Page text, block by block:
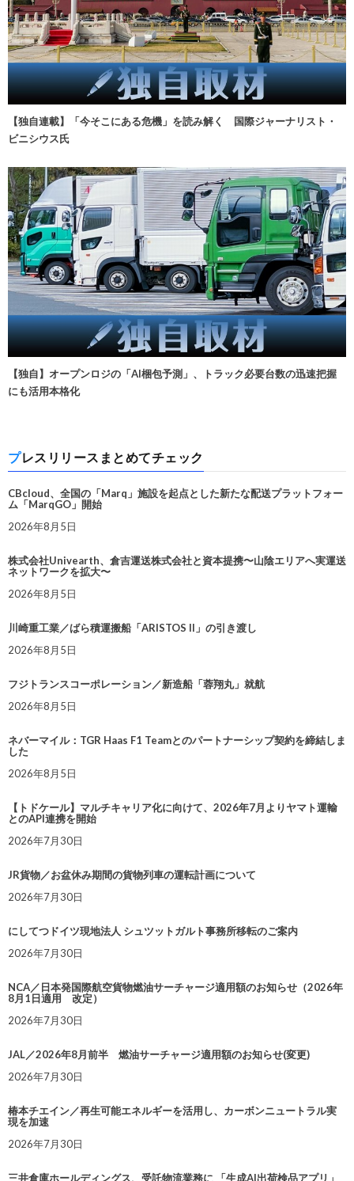
【独自連載】「今そこにある危機」を読み解く 国際ジャーナリスト・
ビニシウス氏
【独自】オープンロジの「AI梱包予測」、トラック必要台数の迅速把握
にも活用本格化
プレスリリースまとめてチェック
CBcloud、全国の「Marq」施設を起点とした新たな配送プラットフォー
ム「MarqGO」開始
2026年8月5日
株式会社Univearth、倉吉運送株式会社と資本提携〜山陰エリアへ実運送
ネットワークを拡大〜
2026年8月5日
川崎重工業／ばら積運搬船「ARISTOS II」の引き渡し
2026年8月5日
フジトランスコーポレーション／新造船「蓉翔丸」就航
2026年8月5日
ネバーマイル：TGR Haas F1 Teamとのパートナーシップ契約を締結しま
した
2026年8月5日
【トドケール】マルチキャリア化に向けて、2026年7月よりヤマト運輸
とのAPI連携を開始
2026年7月30日
JR貨物／お盆休み期間の貨物列車の運転計画について
2026年7月30日
にしてつドイツ現地法人 シュツットガルト事務所移転のご案内
2026年7月30日
NCA／日本発国際航空貨物燃油サーチャージ適用額のお知らせ（2026年
8月1日適用 改定）
2026年7月30日
JAL／2026年8月前半 燃油サーチャージ適用額のお知らせ(変更)
2026年7月30日
椿本チエイン／再生可能エネルギーを活用し、カーボンニュートラル実
現を加速
2026年7月30日
三井倉庫ホールディングス、受託物流業務に 「生成AI出荷検品アプリ」